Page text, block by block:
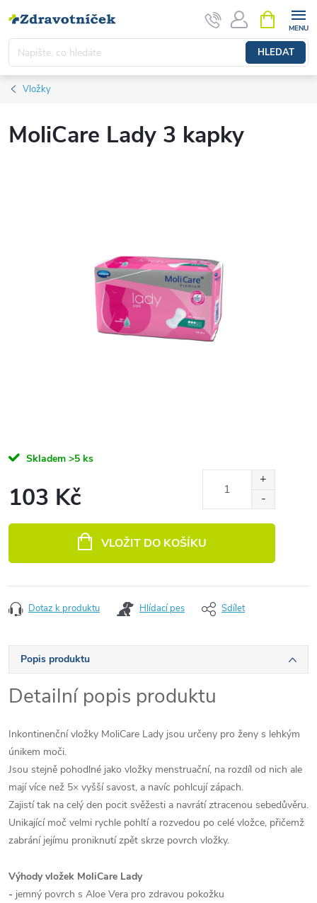
HLEDAT
Vložky
MoliCare Lady 3 kapky
Skladem >5 ks
103 Kč
VLOŽIT DO KOŠÍKU
Dotaz k produktu Hlídací pes Sdílet
Popis produktu
Detailní popis produktu
Inkontinenční vložky MoliCare Lady jsou určeny pro ženy s lehkým
únikem moči.
Jsou stejně pohodlné jako vložky menstruační, na rozdíl od nich ale
mají více než 5× vyšší savost, a navíc pohlcují zápach.
Zajistí tak na celý den pocit svěžesti a navrátí ztracenou sebedůvěru.
Unikající moč velmi rychle pohltí a rozvedou po celé vložce, přičemž
zabrání jejímu proniknutí zpět skrze povrch vložky.
Výhody vložek MoliCare Lady
- jemný povrch s Aloe Vera pro zdravou pokožku